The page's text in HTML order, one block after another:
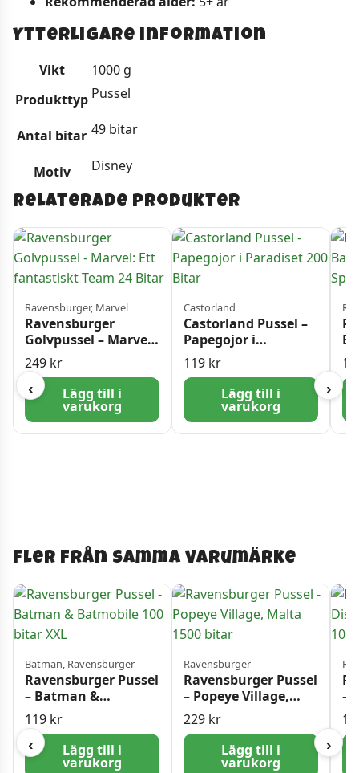
Ytterligare information
Vikt
1000 g
Produkttyp Pussel
Antal bitar 49 bitar
Motiv Disney
Relaterade produkter
‹
Ravensburger, Marvel
Ravensburger
Golvpussel – Marvel:
Ett fantastiskt Team
24 Bitar
249 kr
Lägg till i
varukorg
Castorland
Castorland Pussel –
Papegojor i
Paradiset 200 Bitar
119 kr
Lägg till i
varukorg
›
Fler från samma varumärke
‹
Batman, Ravensburger
Ravensburger Pussel
– Batman &
Batmobile 100 bitar
XXL
119 kr
Lägg till i
varukorg
Ravensburger
Ravensburger Pussel
– Popeye Village,
Malta 1500 bitar
229 kr
Lägg till i
varukorg
–
›